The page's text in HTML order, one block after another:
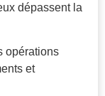
dépassent la
opérations
et